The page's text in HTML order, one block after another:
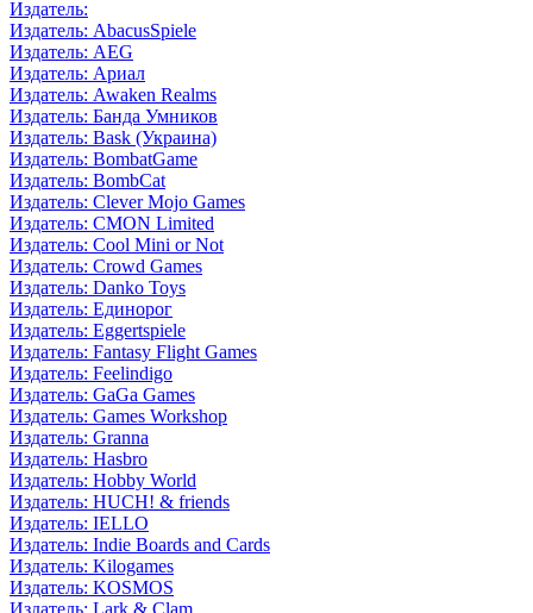
Издатель:
Издатель: AbacusSpiele
Издатель: AEG
Издатель: Ариал
Издатель: Awaken Realms
Издатель: Банда Умников
Издатель: Bask (Украина)
Издатель: BombatGame
Издатель: BombCat
Издатель: Clever Mojo Games
Издатель: CMON Limited
Издатель: Cool Mini or Not
Издатель: Crowd Games
Издатель: Danko Toys
Издатель: Единорог
Издатель: Eggertspiele
Издатель: Fantasy Flight Games
Издатель: Feelindigo
Издатель: GaGa Games
Издатель: Games Workshop
Издатель: Granna
Издатель: Hasbro
Издатель: Hobby World
Издатель: HUCH! & friends
Издатель: IELLO
Издатель: Indie Boards and Cards
Издатель: Kilogames
Издатель: KOSMOS
Издатель: Lark & Clam